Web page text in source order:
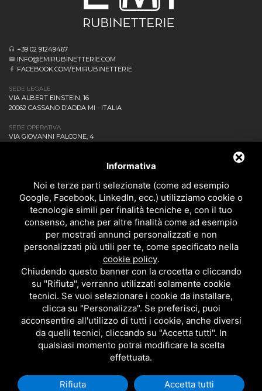
+39 02 91249467
INFO@EMIRUBINETTERIE.COM
FACEBOOK.COM/EMIRUBINETTERIE
SEDE LEGALE
VIA ALBERT EINSTEIN, 16
20062 CASSANO D’ADDA MI - ITALIA
SEDE OPERATIVA
VIA GIOVANNI FALCONE, 4
DOWNLOAD
CONTATTACI!
POLITICA DELLA QUALITÀ
PRIVACY
BAGNO
CUCINA
ACCESSORI
TUTTI I PRODOTTI
EMI RUBINETTERIE SRL - P.IVA 09985650960
QUESTO SITO È PROTETTO DA GOOGLE RECAPTCHA V3,
PRIVACY POLICY
Informativa
Noi e terze parti selezionate (come ad esempio
Google, Facebook, LinkedIn, ecc.) utilizziamo cookie o
tecnologie simili per finalità tecniche e, con il tuo
consenso, anche per altre finalità come ad esempio
per mostrati annunci personalizzati e non
personalizzati più utili per te, come specificato nella
cookie policy.
Chiudendo questo banner con la crocetta o cliccando
su "Rifiuta", verranno utilizzati solamente cookie
tecnici. Se vuoi selezionare i cookie da installare,
clicca su "Personalizza". Se preferisci, puoi
acconsentire all'utilizzo di tutti i cookie, anche diversi
da quelli tecnici, cliccando su "Accetta tutti". In
qualsiasi momento potrai modificare la scelta
effettuata.
Rifiuta Accetta tutti